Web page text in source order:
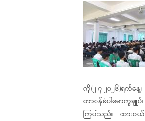
ကို(၂-၇-၂၀၂၆)ရက်န
တာဝန်ခံပါမောက္ခချုပ်
ကြပါသည်။ ထားဝယ်
Pages